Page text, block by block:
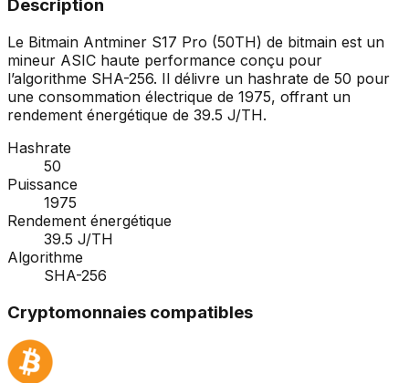
Description
Le Bitmain Antminer S17 Pro (50TH) de bitmain est un
mineur ASIC haute performance conçu pour
l’algorithme SHA-256. Il délivre un hashrate de 50 pour
une consommation électrique de 1975, offrant un
rendement énergétique de 39.5 J/TH.
Hashrate
50
Puissance
1975
Rendement énergétique
39.5 J/TH
Algorithme
SHA-256
Cryptomonnaies compatibles